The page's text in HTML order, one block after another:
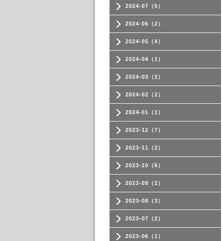
2024-07（5）
2024-06（2）
2024-05（4）
2024-04（1）
2024-03（2）
2024-02（2）
2024-01（1）
2023-12（7）
2023-11（2）
2023-10（6）
2023-09（2）
2023-08（3）
2023-07（2）
2023-06（1）